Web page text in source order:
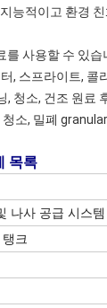
능적이고 환경
를 사용할 수 있
, 스프라이트, 콜
청소, 건조 원료
소, 밀폐
목록
나사 공급 시스템
크